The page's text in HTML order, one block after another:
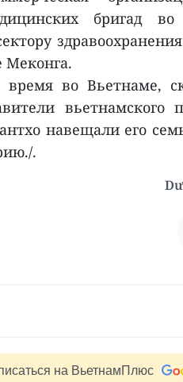
бригад во
Меконга.
во Вьетнаме,
вьетнамского
навещали его
.
на ВьетнамПлюс